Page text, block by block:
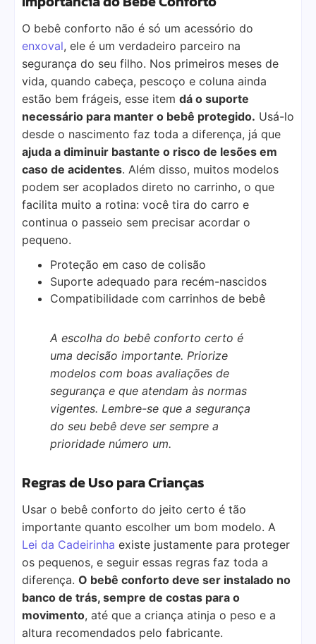
O bebê conforto não é só um acessório do
enxoval, ele é um verdadeiro parceiro na
segurança do seu filho. Nos primeiros meses de
vida, quando cabeça, pescoço e coluna ainda
estão bem frágeis, esse item dá o suporte
necessário para manter o bebê protegido. Usá-lo
desde o nascimento faz toda a diferença, já que
ajuda a diminuir bastante o risco de lesões em
caso de acidentes. Além disso, muitos modelos
podem ser acoplados direto no carrinho, o que
facilita muito a rotina: você tira do carro e
continua o passeio sem precisar acordar o
pequeno.
Proteção em caso de colisão
Suporte adequado para recém-nascidos
Compatibilidade com carrinhos de bebê
A escolha do bebê conforto certo é
uma decisão importante. Priorize
modelos com boas avaliações de
segurança e que atendam às normas
vigentes. Lembre-se que a segurança
do seu bebê deve ser sempre a
prioridade número um.
Regras de Uso para Crianças
Usar o bebê conforto do jeito certo é tão
importante quanto escolher um bom modelo. A
Lei da Cadeirinha existe justamente para proteger
os pequenos, e seguir essas regras faz toda a
diferença. O bebê conforto deve ser instalado no
banco de trás, sempre de costas para o
movimento, até que a criança atinja o peso e a
altura recomendados pelo fabricante.